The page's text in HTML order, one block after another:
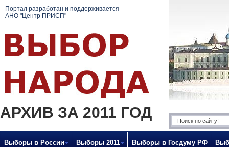
Портал разработан и поддерживается
АНО "Центр ПРИСП"
АРХИВ ЗА 2011 ГОД
Выборы в России Выборы 2011 Выборы в Госдуму РФ